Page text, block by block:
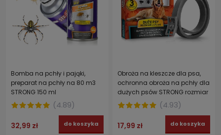
Bomba na pchły i pająki,
preparat na pchły na 80 m3
STRONG 150 ml
(4.89)
32,99 zł do koszyka
Obroża na kleszcze dla psa,
ochronna obroża na pchły dla
dużych psów STRONG rozmiar
L 75 cm
(4.93)
17,99 zł do koszyka